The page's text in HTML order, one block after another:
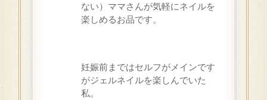
ない）ママさんが気軽にネイルを
楽しめるお品です。
妊娠前まではセルフがメインです
がジェルネイルを楽しんでいた
私。